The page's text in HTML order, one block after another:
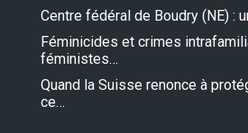
Centre fédéral de Boudry (NE) :
Féminicides et crimes
féministes…
Quand la Suisse renonce à
ce…